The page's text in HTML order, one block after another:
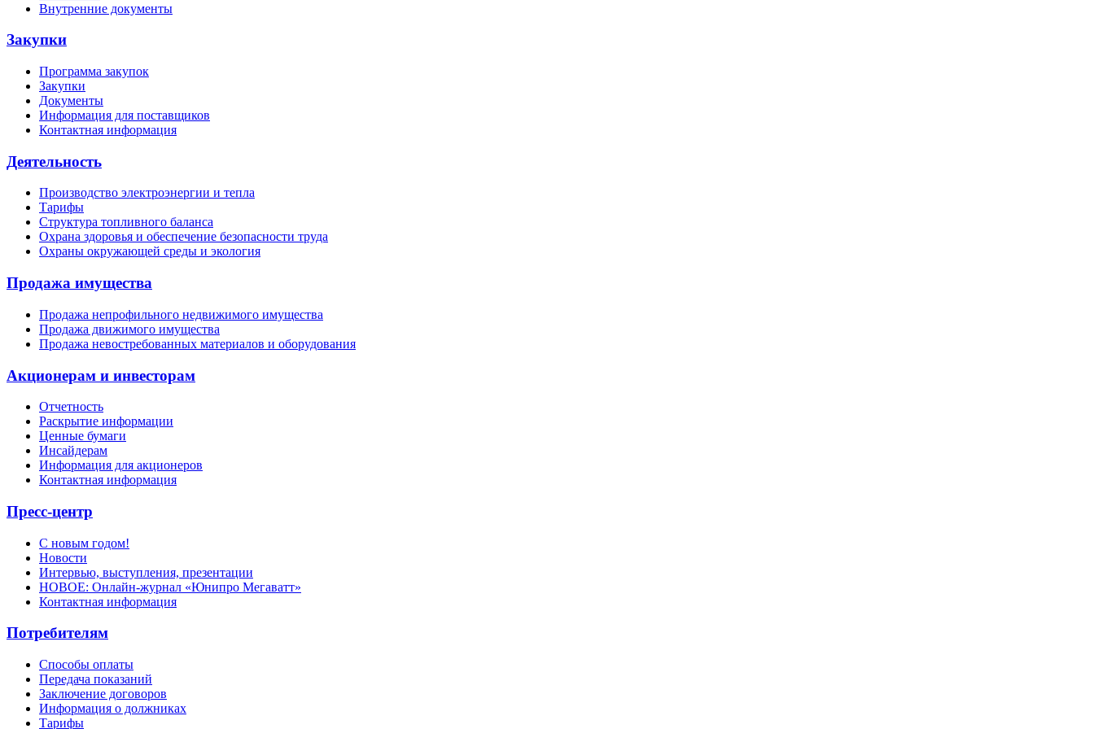
Внутренние документы
Закупки
Программа закупок
Закупки
Документы
Информация для поставщиков
Контактная информация
Деятельность
Производство электроэнергии и тепла
Тарифы
Структура топливного баланса
Охрана здоровья и обеспечение безопасности труда
Охраны окружающей среды и экология
Продажа имущества
Продажа непрофильного недвижимого имущества
Продажа движимого имущества
Продажа невостребованных материалов и оборудования
Акционерам и инвесторам
Отчетность
Раскрытие информации
Ценные бумаги
Инсайдерам
Информация для акционеров
Контактная информация
Пресс-центр
С новым годом!
Новости
Интервью, выступления, презентации
НОВОЕ: Онлайн-журнал «Юнипро Мегаватт»
Контактная информация
Потребителям
Способы оплаты
Передача показаний
Заключение договоров
Информация о должниках
Тарифы